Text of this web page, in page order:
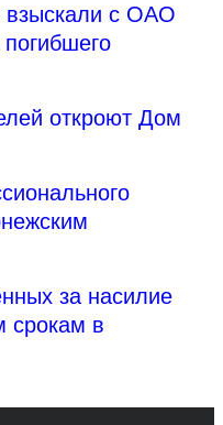
взыскали с ОАО
откроют Дом
за насилие
срокам в